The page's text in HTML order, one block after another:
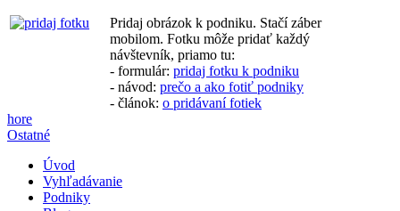
Pridaj obrázok k podniku. Stačí záber
mobilom. Fotku môže pridať každý
návštevník, priamo tu:
- formulár: pridaj fotku k podniku
- návod: prečo a ako fotiť podniky
- článok: o pridávaní fotiek
hore
Ostatné
Úvod
Vyhľadávanie
Podniky